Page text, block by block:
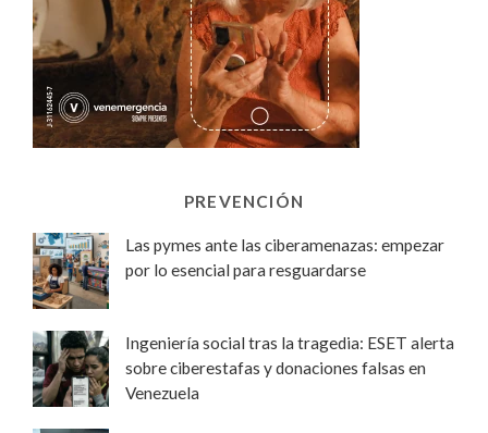
PREVENCIÓN
Las pymes ante las ciberamenazas: empezar
por lo esencial para resguardarse
Ingeniería social tras la tragedia: ESET alerta
sobre ciberestafas y donaciones falsas en
Venezuela